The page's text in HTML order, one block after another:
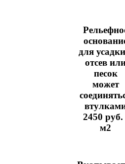
для
отсев
песок
может
2450 руб.
м2